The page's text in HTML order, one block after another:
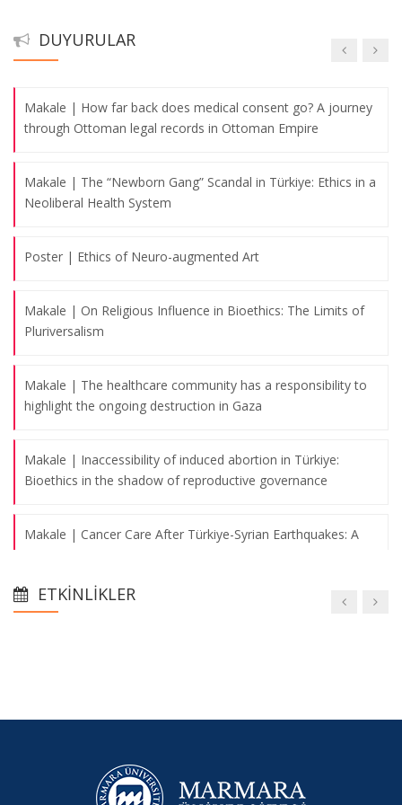
DUYURULAR
MAKALE - Öğr. Gör. Dr. Orhan Önder - Objectivity in the
Makale | How far back does medical consent go? A journey
through Ottoman legal records in Ottoman Empire
Makale | The “Newborn Gang” Scandal in Türkiye: Ethics in a
Neoliberal Health System
Poster | Ethics of Neuro-augmented Art
Makale | On Religious Influence in Bioethics: The Limits of
Pluriversalism
Makale | The healthcare community has a responsibility to
highlight the ongoing destruction in Gaza
Makale | Inaccessibility of induced abortion in Türkiye:
Bioethics in the shadow of reproductive governance
Makale | Cancer Care After Türkiye-Syrian Earthquakes: A
Makale | Sağlık Hizmetlerinde Tanıtım ve Reklam
"Türkiye’de kanserle yaşayan bireyler ve Covid-19 Pandemisi
araştırması" başlıklı konuşması ile katıldı
ETKINLIKLER